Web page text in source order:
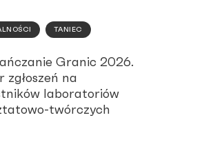
TANIEC
Granic 2026.
zgłoszeń na
laboratoriów
twórczych